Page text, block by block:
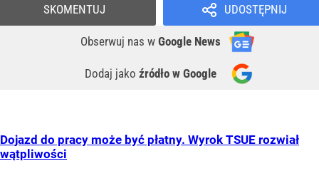
UDOSTĘPNIJ
Obserwuj nas w Google News
Dodaj jako źródło w Google
SKOMENTUJ
Dojazd do pracy może być płatny. Wyrok TSUE rozwiał
wątpliwości